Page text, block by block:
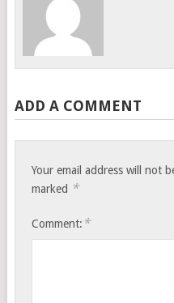
ADD A COMMENT
Your email address will not
marked *
Comment: *